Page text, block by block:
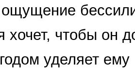
ощущение
хочет, чтобы он
уделяет